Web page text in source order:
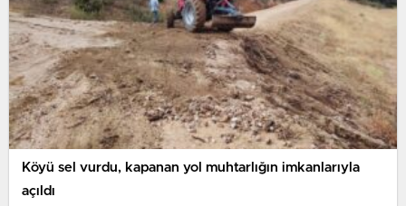
Köyü sel vurdu, kapanan yol muhtarlığın imkanlarıyla
açıldı